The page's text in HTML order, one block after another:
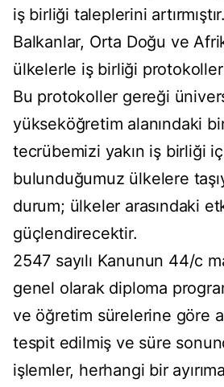
iş birliği taleplerini
Balkanlar, Orta Doğu ve
ülkelerle iş birliği protokolleri
Bu protokoller gereği
yükseköğretim alanındaki
tecrübemizi yakın iş birliği
bulunduğumuz ülkelere
durum; ülkeler arasındaki
güçlendirecektir.
2547 sayılı Kanunun 44/c
genel olarak diploma
ve öğretim sürelerine göre
tespit edilmiş ve süre
işlemler, herhangi bir